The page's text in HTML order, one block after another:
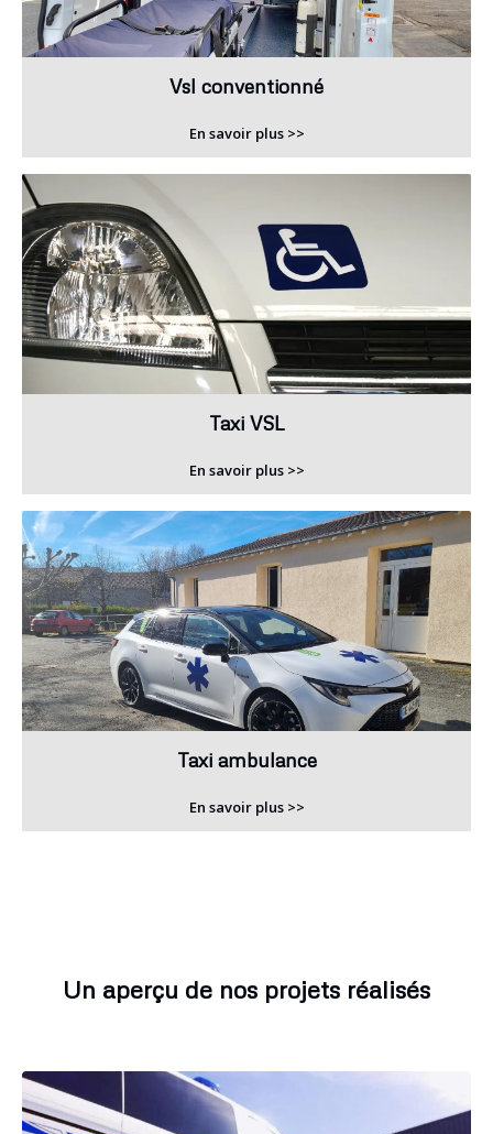
Vsl conventionné
En savoir plus >>
Taxi VSL
En savoir plus >>
Taxi ambulance
En savoir plus >>
Un aperçu de nos projets réalisés